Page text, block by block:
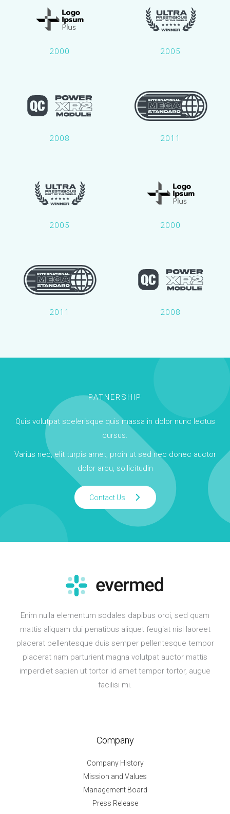
2000 2005
2008 2011
2005 2000
2011 2008
PATNERSHIP
Quis volutpat scelerisque quis massa in dolor nunc lectus
cursus.
Varius nec, elit turpis amet, proin ut sed nec donec auctor
dolor arcu, sollicitudin
Contact Us
Enim nulla elementum sodales dapibus orci, sed quam
mattis aliquam dui penatibus aliquet feugiat nisl laoreet
placerat pellentesque duis semper pellentesque tempor
placerat nam parturient magna volutpat auctor mattis
imperdiet sapien ut tortor id amet tempor tortor, augue
facilisi mi.
Company
Company History
Mission and Values
Management Board
Press Release